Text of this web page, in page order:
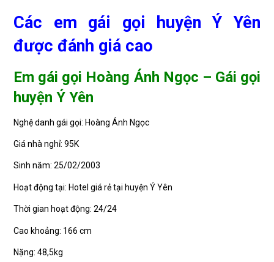
Các em gái gọi huyện Ý Yên
được đánh giá cao
Em gái gọi Hoàng Ánh Ngọc – Gái gọi
huyện Ý Yên
Nghệ danh gái gọi: Hoàng Ánh Ngọc
Giá nhà nghỉ: 95K
Sinh năm: 25/02/2003
Hoạt động tại: Hotel giá rẻ tại huyện Ý Yên
Thời gian hoạt động: 24/24
Cao khoảng: 166 cm
Nặng: 48,5kg